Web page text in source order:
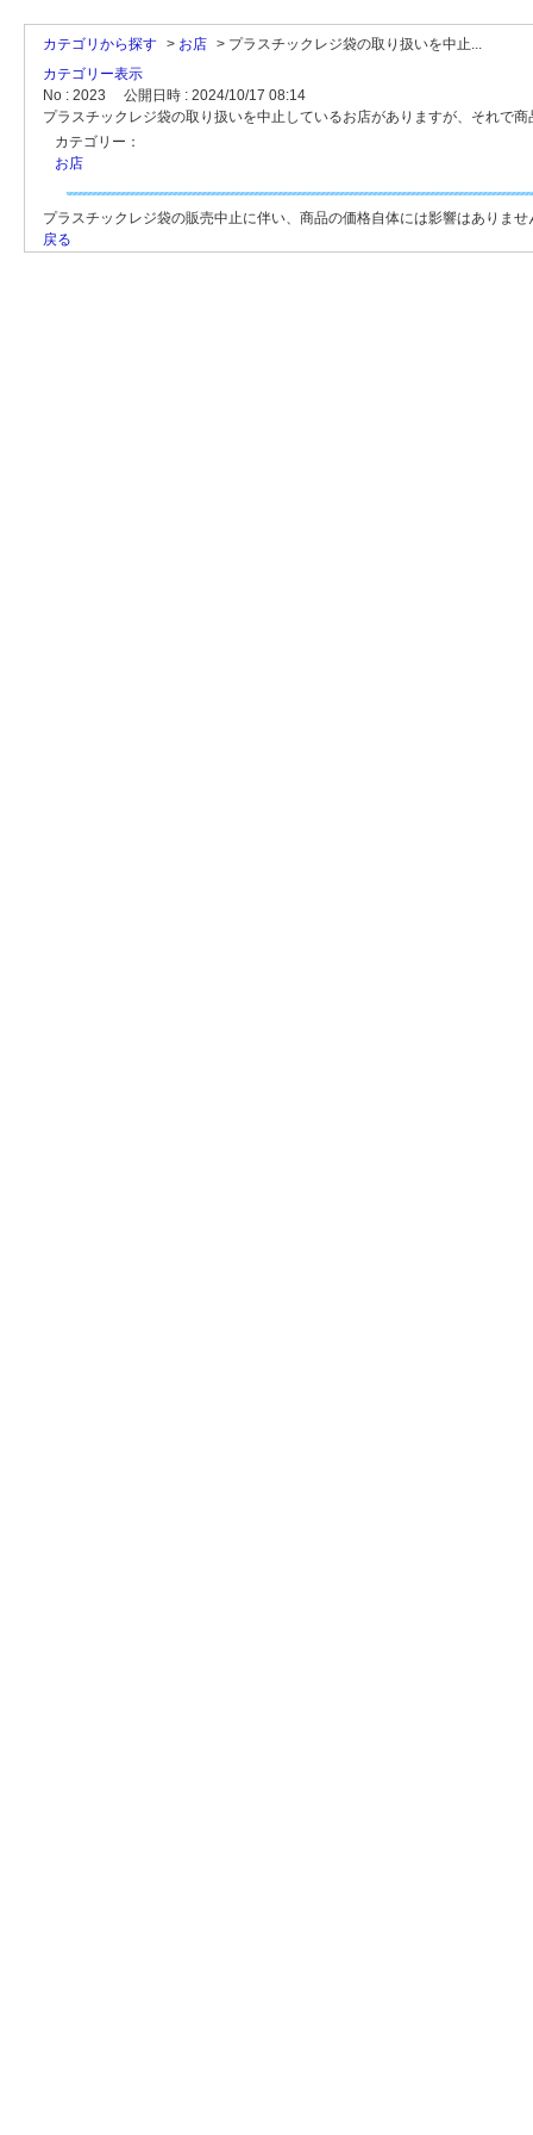
カテゴリから探す > お店 > プラスチックレジ袋の取り扱いを中止...
カテゴリー表示
No : 2023
公開日時 : 2024/10/17 08:14
プラスチックレジ袋の取り扱いを中止しているお店がありますが、それで
カテゴリー：
お店
プラスチックレジ袋の販売中止に伴い、商品の価格自体には影響はありませ
戻る